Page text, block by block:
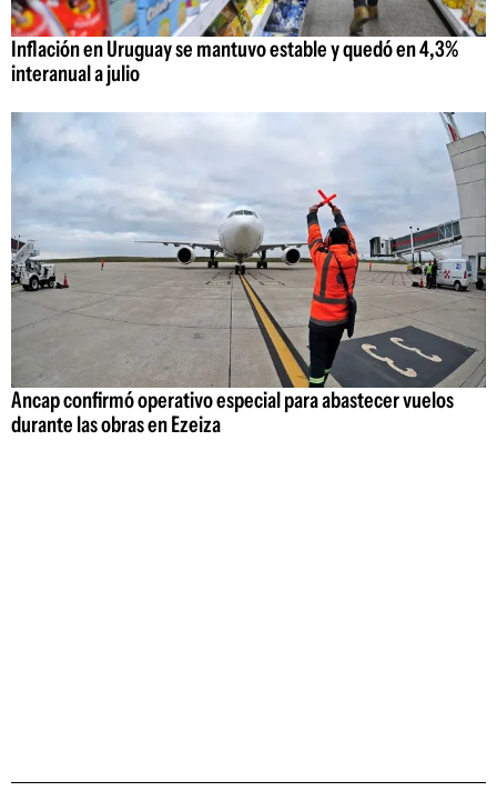
Inflación en Uruguay se mantuvo estable y quedó en 4,3%
interanual a julio
Ancap confirmó operativo especial para abastecer vuelos
durante las obras en Ezeiza